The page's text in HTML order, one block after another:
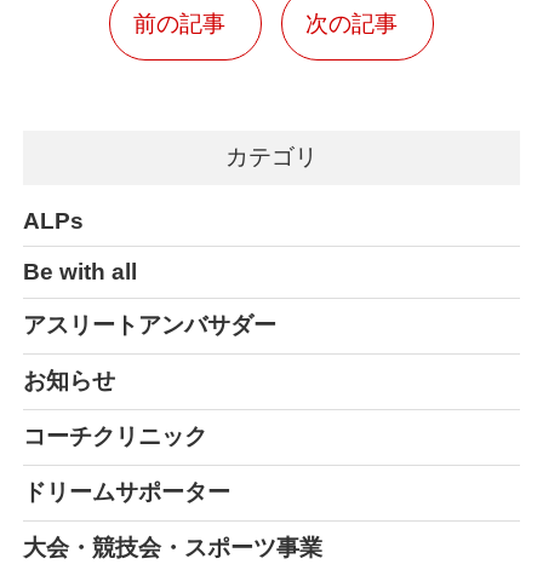
前の記事 次の記事
カテゴリ
ALPs
Be with all
アスリートアンバサダー
お知らせ
コーチクリニック
ドリームサポーター
大会・競技会・スポーツ事業